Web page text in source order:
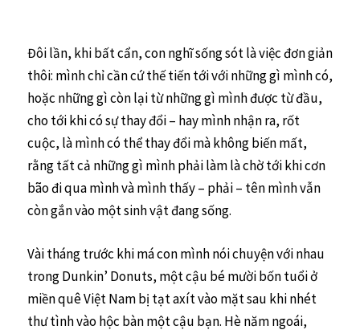
Đôi lần, khi bất cẩn, con nghĩ sống sót là việc đơn giản
thôi: mình chỉ cần cứ thế tiến tới với những gì mình có,
hoặc những gì còn lại từ những gì mình được từ đầu,
cho tới khi có sự thay đổi – hay mình nhận ra, rốt
cuộc, là mình có thể thay đổi mà không biến mất,
rằng tất cả những gì mình phải làm là chờ tới khi cơn
bão đi qua mình và mình thấy – phải – tên mình vẫn
còn gắn vào một sinh vật đang sống.
Vài tháng trước khi má con mình nói chuyện với nhau
trong Dunkin’ Donuts, một cậu bé mười bốn tuổi ở
miền quê Việt Nam bị tạt axít vào mặt sau khi nhét
thư tình vào hộc bàn một cậu bạn. Hè năm ngoái,